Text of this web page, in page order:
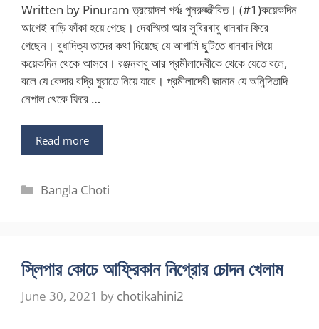
Written by Pinuram ত্রয়োদশ পর্বঃ পুনরুজ্জীবিত। (#1)কয়েকদিন
আগেই বাড়ি ফাঁকা হয়ে গেছে। দেবস্মিতা আর সুবিরবাবু ধানবাদ ফিরে
গেছেন। বুধাদিত্য তাদের কথা দিয়েছে যে আগামি ছুটিতে ধানবাদ গিয়ে
কয়েকদিন থেকে আসবে। রঞ্জনবাবু আর প্রমীলাদেবীকে থেকে যেতে বলে,
বলে যে কেদার বদ্রি ঘুরাতে নিয়ে যাবে। প্রমীলাদেবী জানান যে অনিন্দিতাদি
নেপাল থেকে ফিরে …
Read more
Categories
Bangla Choti
স্লিপার কোচে আফ্রিকান নিগ্রোর চোদন খেলাম
June 30, 2021 by chotikahini2